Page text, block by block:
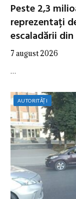
Peste 2,3
reprezentați
escaladării
7 august 2026
…
AUTORITĂȚI